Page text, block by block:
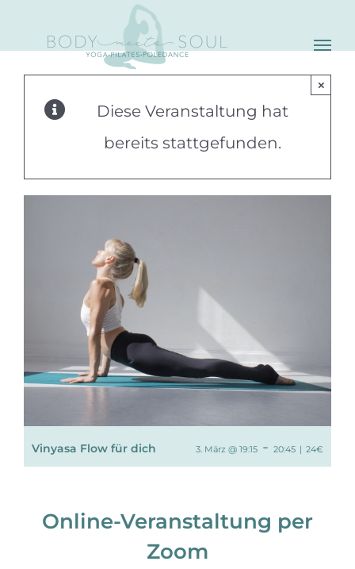
Diese Veranstaltung hat
bereits stattgefunden.
×
Vinyasa Flow für dich 3. März @ 19:15 - 20:45 | 24€
Online-Veranstaltung per
Zoom